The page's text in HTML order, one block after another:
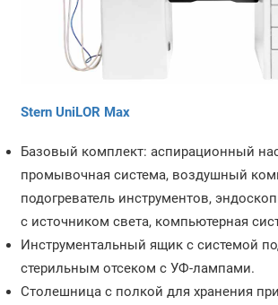
Stern UniLOR Max
Базовый комплект: аспирационный
промывочная система, воздушный
подогреватель инструментов,
с источником света, компьютерная
Инструментальный ящик с системой
стерильным отсеком с УФ-лампами.
Столешница с полкой для хранения